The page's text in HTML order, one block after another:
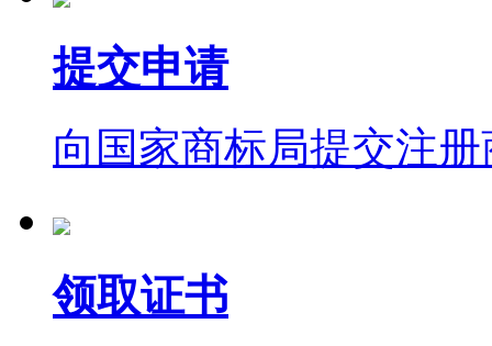
提交申请
向国家商标局提交注
领取证书